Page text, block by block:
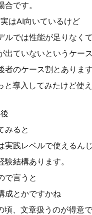
合です。
はAI向いているけど
ルでは性能が足りなくて
出ていないというケース
者のケース割とあります
と導入してみたけど使
みると
実践レベルで使えるん
験結構あります。
で言うと
成とかですかね
頃、文章扱うのが得意